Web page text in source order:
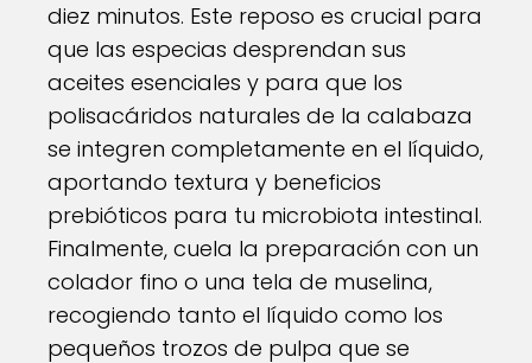
diez minutos. Este reposo es crucial para
que las especias desprendan sus
aceites esenciales y para que los
polisacáridos naturales de la calabaza
se integren completamente en el líquido,
aportando textura y beneficios
prebióticos para tu microbiota intestinal.
Finalmente, cuela la preparación con un
colador fino o una tela de muselina,
recogiendo tanto el líquido como los
pequeños trozos de pulpa que se